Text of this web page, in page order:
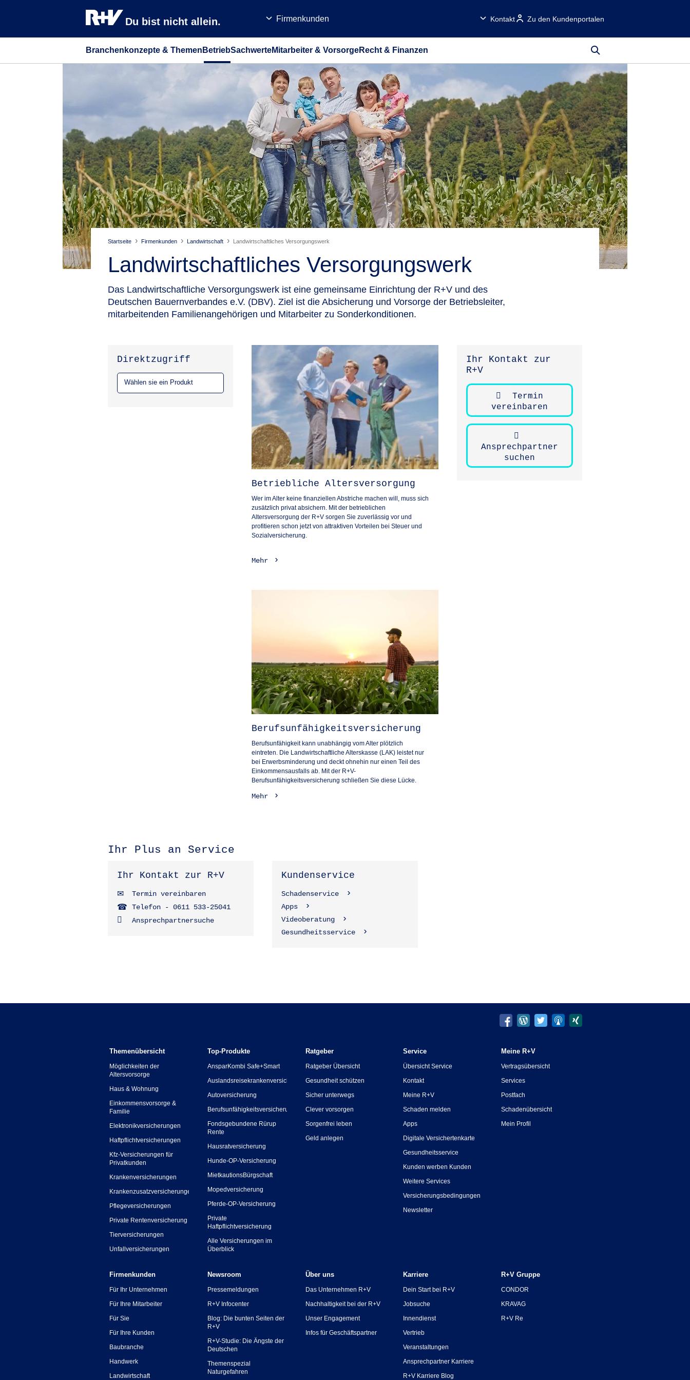
Du bist nicht allein. Firmenkunden Kontakt Zu den Kundenportalen
Branchenkonzepte & Themen BetriebSachwerteMitarbeiter & VorsorgeRecht & Finanzen
Startseite Firmenkunden Landwirtschaft Landwirtschaftliches Versorgungswerk
Landwirtschaftliches Versorgungswerk
Das Landwirtschaftliche Versorgungswerk ist eine gemeinsame Einrichtung der R+V und des
Deutschen Bauernverbandes e.V. (DBV). Ziel ist die Absicherung und Vorsorge der Betriebsleiter,
mitarbeitenden Familienangehörigen und Mitarbeiter zu Sonderkonditionen.
Ihr Kontakt zur
R+V
Termin
vereinbaren
Ansprechpartner
suchen
Direktzugriff
Betriebliche Altersversorgung
Wer im Alter keine finanziellen Abstriche machen will, muss sich
zusätzlich privat absichern. Mit der betrieblichen
Altersversorgung der R+V sorgen Sie zuverlässig vor und
profitieren schon jetzt von attraktiven Vorteilen bei Steuer und
Sozialversicherung.
Mehr
Berufsunfähigkeitsversicherung
Berufsunfähigkeit kann unabhängig vom Alter plötzlich
eintreten. Die Landwirtschaftliche Alterskasse (LAK) leistet nur
bei Erwerbsminderung und deckt ohnehin nur einen Teil des
Einkommensausfalls ab. Mit der R+V-
Berufsunfähigkeitsversicherung schließen Sie diese Lücke.
Mehr
Ihr Plus an Service
Ihr Kontakt zur R+V
Termin vereinbaren
Telefon - 0611 533-25041
Ansprechpartnersuche
Kundenservice
Schadenservice
Apps
Videoberatung
Gesundheitsservice
Themenübersicht
Möglichkeiten der
Altersvorsorge
Haus & Wohnung
Einkommensvorsorge &
Familie
Elektronikversicherungen
Haftpflichtversicherungen
Kfz-Versicherungen für
Privatkunden
Krankenversicherungen
Krankenzusatzversicherungen
Pflegeversicherungen
Private Rentenversicherung
Tierversicherungen
Unfallversicherungen
Top-Produkte
AnsparKombi Safe+Smart
Auslandsreisekrankenversicherung
Autoversicherung
Berufsunfähigkeitsversicherung
Fondsgebundene Rürup
Rente
Hausratversicherung
Hunde-OP-Versicherung
MietkautionsBürgschaft
Mopedversicherung
Pferde-OP-Versicherung
Private
Haftpflichtversicherung
Alle Versicherungen im
Überblick
Ratgeber
Ratgeber Übersicht
Gesundheit schützen
Sicher unterwegs
Clever vorsorgen
Sorgenfrei leben
Geld anlegen
Service
Übersicht Service
Kontakt
Meine R+V
Schaden melden
Apps
Digitale Versichertenkarte
Gesundheitsservice
Kunden werben Kunden
Weitere Services
Versicherungsbedingungen
Newsletter
Meine R+V
Vertragsübersicht
Services
Postfach
Schadenübersicht
Mein Profil
Firmenkunden
Für Ihr Unternehmen
Für Ihre Mitarbeiter
Für Sie
Für Ihre Kunden
Baubranche
Handwerk
Landwirtschaft
Newsroom
Pressemeldungen
R+V Infocenter
Blog: Die bunten Seiten der
R+V
R+V-Studie: Die Ängste der
Deutschen
Themenspezial
Naturgefahren
Über uns
Das Unternehmen R+V
Nachhaltigkeit bei der R+V
Unser Engagement
Infos für Geschäftspartner
Karriere
Dein Start bei R+V
Jobsuche
Innendienst
Vertrieb
Veranstaltungen
Ansprechpartner Karriere
R+V Karriere Blog
R+V Gruppe
CONDOR
KRAVAG
R+V Re